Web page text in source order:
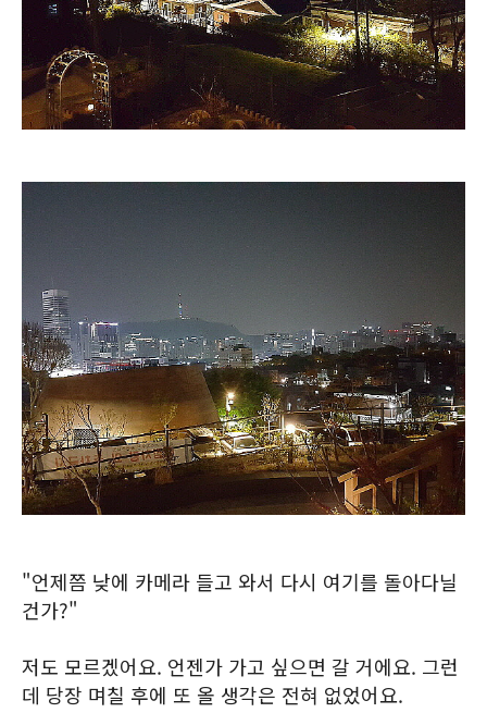
"언제쯤 낮에 카메라 들고 와서 다시 여기를 돌아다닐
건가?"
저도 모르겠어요. 언젠가 가고 싶으면 갈 거에요. 그런
데 당장 며칠 후에 또 올 생각은 전혀 없었어요.